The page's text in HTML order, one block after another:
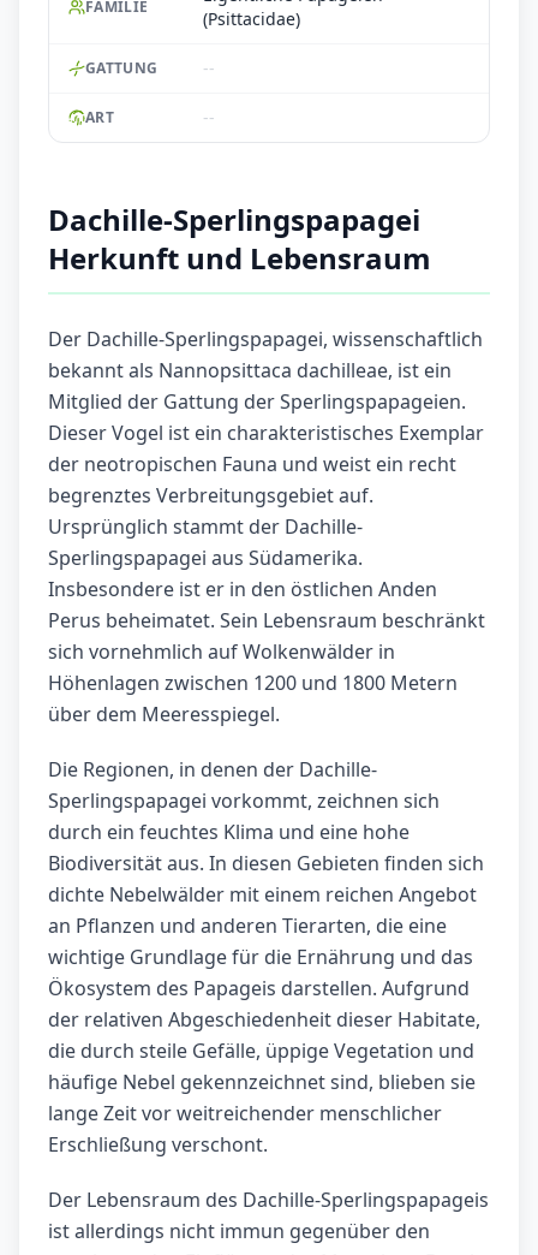
FAMILIE
(Psittacidae)
GATTUNG --
ART --
Dachille-Sperlingspapagei
Herkunft und Lebensraum
Der Dachille-Sperlingspapagei, wissenschaftlich
bekannt als Nannopsittaca dachilleae, ist ein
Mitglied der Gattung der Sperlingspapageien.
Dieser Vogel ist ein charakteristisches Exemplar
der neotropischen Fauna und weist ein recht
begrenztes Verbreitungsgebiet auf.
Ursprünglich stammt der Dachille-
Sperlingspapagei aus Südamerika.
Insbesondere ist er in den östlichen Anden
Perus beheimatet. Sein Lebensraum beschränkt
sich vornehmlich auf Wolkenwälder in
Höhenlagen zwischen 1200 und 1800 Metern
über dem Meeresspiegel.
Die Regionen, in denen der Dachille-
Sperlingspapagei vorkommt, zeichnen sich
durch ein feuchtes Klima und eine hohe
Biodiversität aus. In diesen Gebieten finden sich
dichte Nebelwälder mit einem reichen Angebot
an Pflanzen und anderen Tierarten, die eine
wichtige Grundlage für die Ernährung und das
Ökosystem des Papageis darstellen. Aufgrund
der relativen Abgeschiedenheit dieser Habitate,
die durch steile Gefälle, üppige Vegetation und
häufige Nebel gekennzeichnet sind, blieben sie
lange Zeit vor weitreichender menschlicher
Erschließung verschont.
Der Lebensraum des Dachille-Sperlingspapageis
ist allerdings nicht immun gegenüber den